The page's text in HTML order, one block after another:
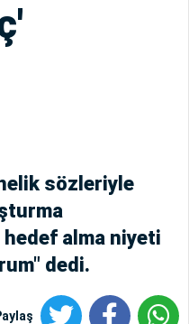
sözleriyle
hedef alma niyeti
dedi.